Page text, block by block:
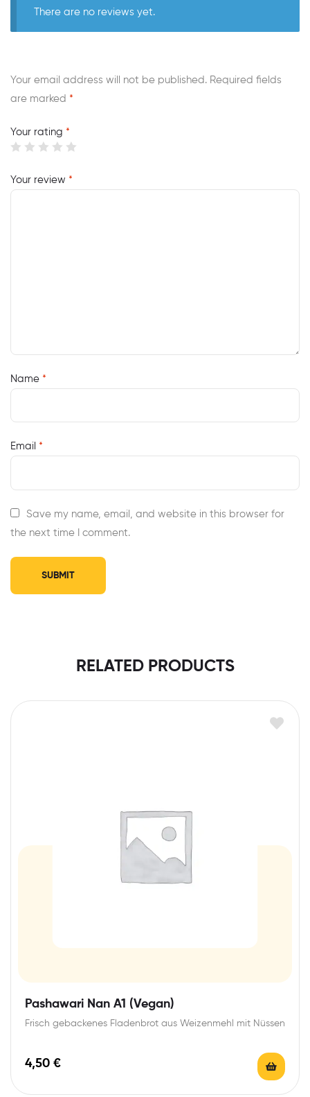
There are no reviews yet.
Your email address will not be published. Required fields
are marked *
Your rating *
Your review *
Name *
Email *
Save my name, email, and website in this browser for
the next time I comment.
RELATED PRODUCTS
Pashawari Nan A1 (Vegan)
Frisch gebackenes Fladenbrot aus Weizenmehl mit Nüssen
4,50 €